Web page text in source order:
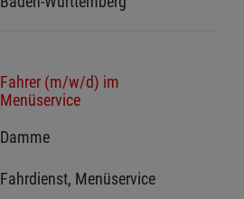
Fahrer (m/w/d) im
Menüservice
Damme
Fahrdienst, Menüservice